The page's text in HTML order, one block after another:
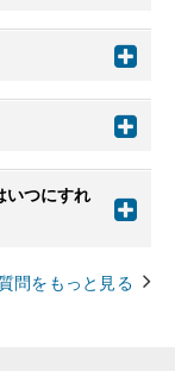
いつにすれ
問をもっと見る